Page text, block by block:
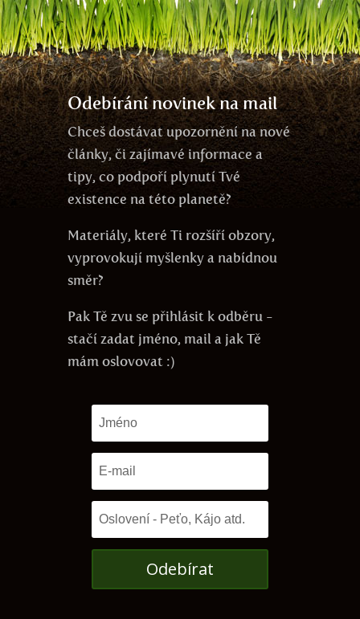
Odebírání novinek na mail
Chceš dostávat upozornění na nové
články, či zajímavé informace a
tipy, co podpoří plynutí Tvé
existence na této planetě?
Materiály, které Ti rozšíří obzory,
vyprovokují myšlenky a nabídnou
směr?
Pak Tě zvu se přihlásit k odběru -
stačí zadat jméno, mail a jak Tě
mám oslovovat :)
Odebírat